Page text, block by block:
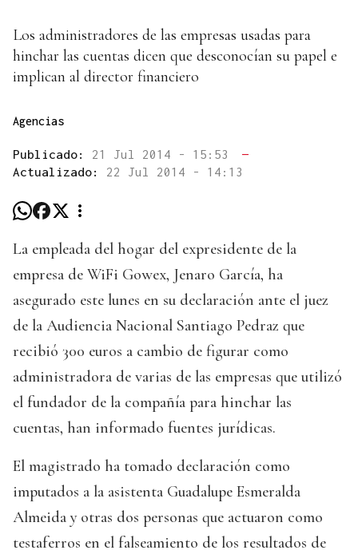
Los administradores de las empresas usadas para
hinchar las cuentas dicen que desconocían su papel e
implican al director financiero
Agencias
Publicado: 21 Jul 2014 - 15:53
—
Actualizado: 22 Jul 2014 - 14:13
La empleada del hogar del expresidente de la
empresa de WiFi Gowex, Jenaro García, ha
asegurado este lunes en su declaración ante el juez
de la Audiencia Nacional Santiago Pedraz que
recibió 300 euros a cambio de figurar como
administradora de varias de las empresas que utilizó
el fundador de la compañía para hinchar las
cuentas, han informado fuentes jurídicas.
El magistrado ha tomado declaración como
imputados a la asistenta Guadalupe Esmeralda
Almeida y otras dos personas que actuaron como
testaferros en el falseamiento de los resultados de